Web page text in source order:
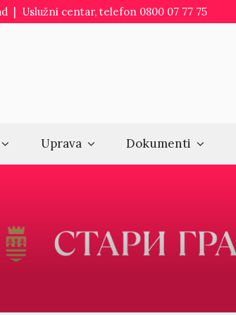
| Uslužni centar, telefon 0800 07 77 75
Uprava Dokumenti